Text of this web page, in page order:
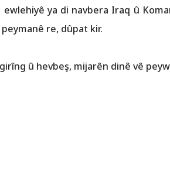
ya di navbera Iraq û
re, dûpat kir.‌
û hevbeş, mijarên dinê vê